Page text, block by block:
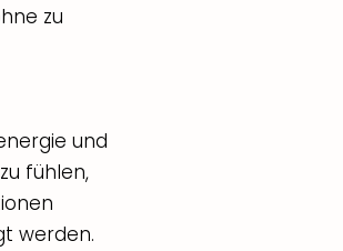
zu
und
fühlen,
werden.